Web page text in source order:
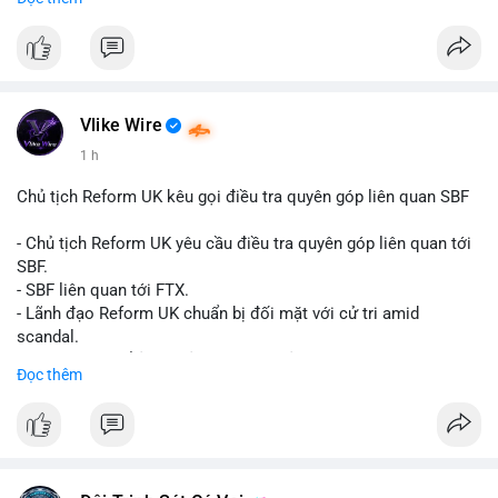
nhà đầu tư trong ngành vật liệu xây dựng và hạ tầng.
nhựa polyolefin trong tương lai?
Vlike Wire
1 h
Chủ tịch Reform UK kêu gọi điều tra quyên góp liên quan SBF
- Chủ tịch Reform UK yêu cầu điều tra quyên góp liên quan tới
SBF.
- SBF liên quan tới FTX.
- Lãnh đạo Reform UK chuẩn bị đối mặt với cử tri amid
scandal.
- Không có thông tin tác động thị trường ngay lập tức.
Đọc thêm